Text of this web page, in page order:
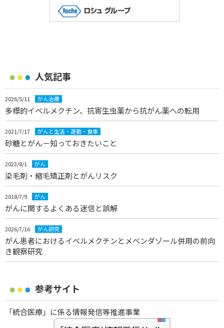
人気記事
2026/5/11 がん治療
多標的イベルメクチン、抗寄生虫薬から抗がん薬への転用
2021/7/17 がんと生活・運動・食事
砂糖とがん－知っておきたいこと
2023/8/1 がん
染毛剤・縮毛矯正剤とがんリスク
2018/7/9 がん
がんに関するよくある迷信と誤解
2026/7/16 がん研究
がん患者におけるイベルメクチンとメベンダゾール併用の前向
き観察研究
参考サイト
「統合医療」に係る情報発信等推進事業